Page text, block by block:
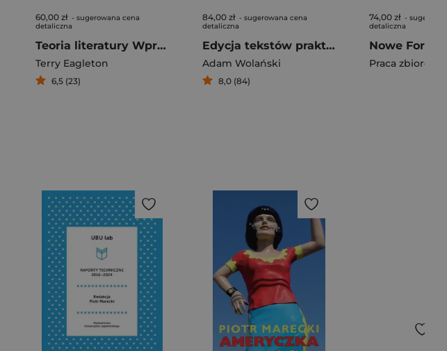
60,00 zł - sugerowana cena
detaliczna
Teoria literatury Wprowadzenie
Terry Eagleton
6,5 (23)
84,00 zł - sugerowana cena
detaliczna
Edycja tekstów praktyczny poradnik
Adam Wolański
8,0 (84)
74,00 zł -
detaliczna
Praca zbiorowa